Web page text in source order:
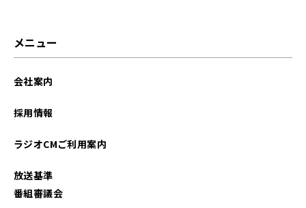
メニュー
会社案内
採用情報
ラジオCMご利用案内
放送基準
番組審議会